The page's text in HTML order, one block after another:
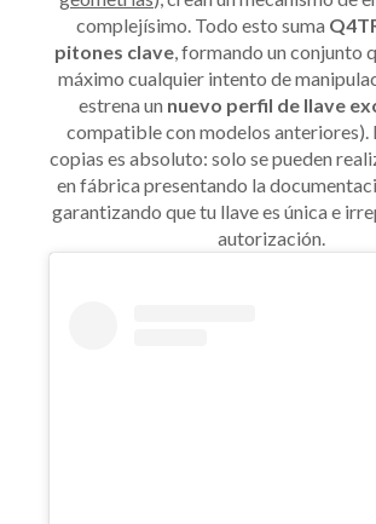
complejísimo. Todo esto suma
pitones clave, formando un conjunto
máximo cualquier intento de
estrena un nuevo perfil de llave
compatible con modelos anteriores).
copias es absoluto: solo se pueden
en fábrica presentando la
garantizando que tu llave es única e
autorización.